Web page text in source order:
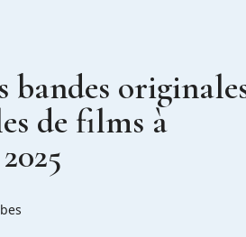
bandes
de films à